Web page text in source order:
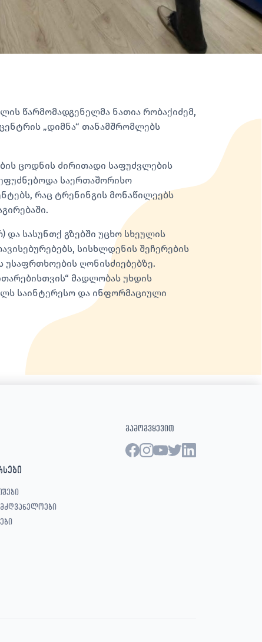
წარმომადგენელმა ნათია რობაქიძემ,
„დიმნა“ თანამშრომლებს
ცოდნის ძირითადი საფუძვლების
საერთაშორისო
რაც ტრენინგის მონაწილეებს
სასუნთქ გზებში უცხო სხეულის
სისხლდენის შეჩერების
ღონისძიებებზე.
მადლობას უხდის
საინტერესო და ინფორმაციული
გამოგვყევით